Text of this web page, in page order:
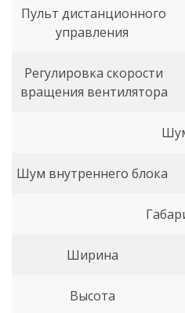
Пульт дистанционного
управления
Регулировка скорости
вращения вентилятора
Шум внутреннего блока
Ширина
Высота